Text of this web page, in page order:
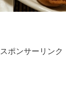
スポンサーリンク